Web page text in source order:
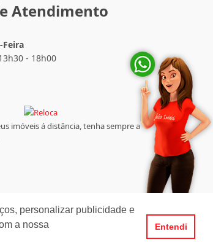
personalizar publicidade e
a nossa
Entendi
Atendimento
Feira
- 18h00
imóveis á distância, tenha sempre a